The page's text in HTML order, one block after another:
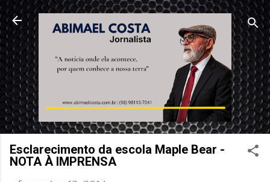
Pular para o conteúdo principal
Esclarecimento da escola Maple Bear -
NOTA À IMPRENSA